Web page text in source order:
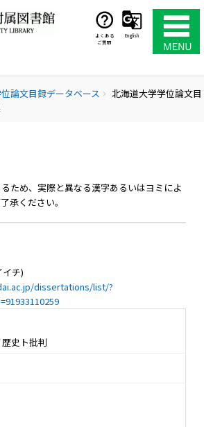
よくある
ご質問
English
論文目録データベース chevron_right
北海道大学学位論文目
ため、実際と異なる漢字あるいはヨミによ
承ください。
チ)
dissertations/list/?
史ト批判